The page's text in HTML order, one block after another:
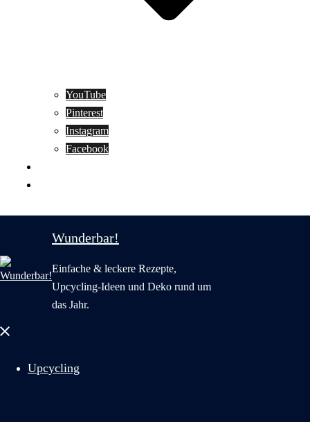
YouTube
Pinterest
Instagram
Facebook
Wunderbar!
Einfache & leckere Rezepte,
Upcycling-Ideen und Deko rund um
das Jahr.
Menü
Upcycling